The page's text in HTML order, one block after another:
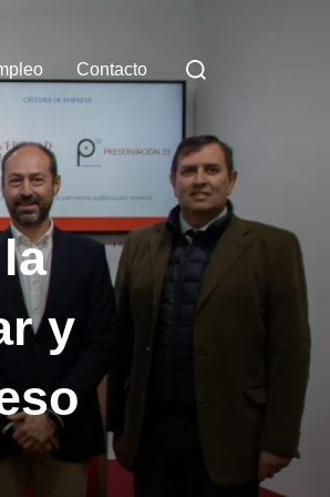
Contacto
Buscar:
y